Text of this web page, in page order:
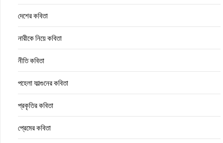
দেশের কবিতা
নারীকে নিয়ে কবিতা
নীতি কবিতা
পহেলা ফাল্গুনের কবিতা
প্রকৃতির কবিতা
প্রেমের কবিতা